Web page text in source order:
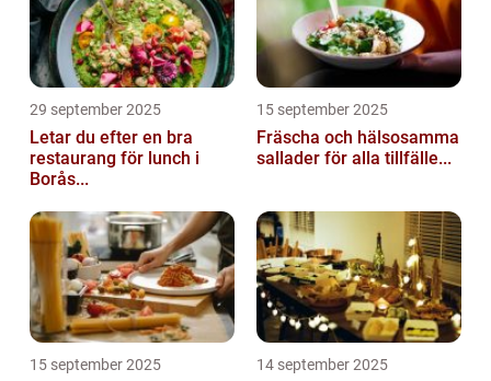
29 september 2025
Letar du efter en bra
restaurang för lunch i
Borås...
15 september 2025
Fräscha och hälsosamma
sallader för alla tillfälle...
15 september 2025 14 september 2025